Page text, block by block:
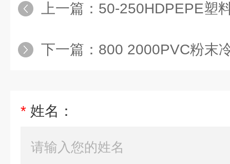
上一篇： 50-250HDPEPE塑
下一篇： 800 2000PVC粉末
* 姓名：